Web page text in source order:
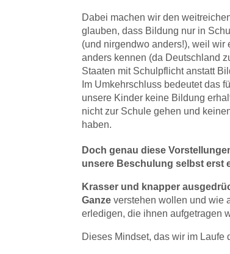
Dabei machen wir den
glauben, dass Bildung nur in
(und nirgendwo anders!), weil wir
anders kennen (da Deutschland
Staaten mit Schulpflicht anstatt
Im Umkehrschluss bedeutet das
unsere Kinder keine Bildung
nicht zur Schule gehen und
haben.
Doch genau diese
unsere Beschulung selbst erst
Krasser und knapper
Ganze verstehen wollen und wie
erledigen, die ihnen aufgetragen
Dieses Mindset, das wir im